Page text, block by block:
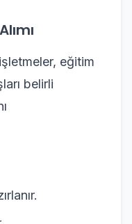
eğitim
belirli